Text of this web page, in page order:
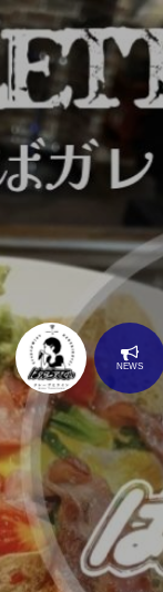
NEWS